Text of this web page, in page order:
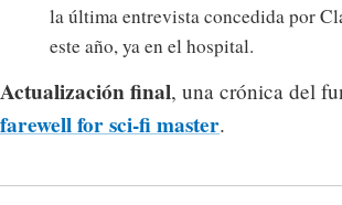
la última entrevista concedida por
este año, ya en el hospital.
Actualización final, una crónica del
farewell for sci-fi master.